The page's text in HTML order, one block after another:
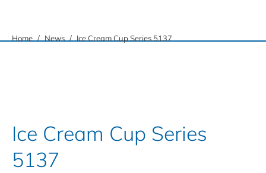
You are here:
Home News Ice Cream Cup Series 5137
Ice Cream Cup Series
5137